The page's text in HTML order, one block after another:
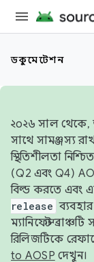
ডকুমেন্টেশন
২০২৬ সাল থেকে,
সাথে সামঞ্জস্য
স্থিতিশীলতা
(Q2 এবং Q4)
বিল্ড করতে এবং
release
ম্যানিফেস্ট
রিলিজটিকে
to AOSP দেখুন।